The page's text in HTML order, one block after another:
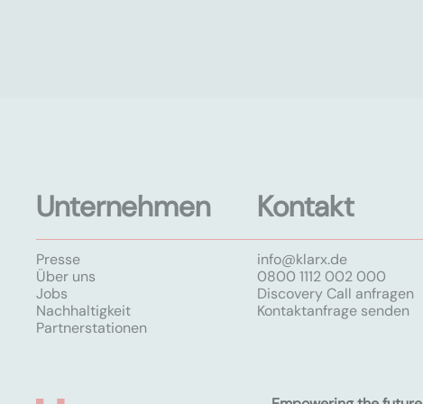
Unternehmen
Presse
Über uns
Jobs
Nachhaltigkeit
Partnerstationen
Kontakt
info@klarx.de
0800 1112 002 000
Discovery Call anfragen
Kontaktanfrage senden